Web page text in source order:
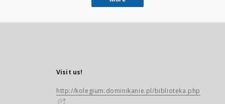
Visit us!
http://kolegium.dominikanie.pl/biblioteka.php